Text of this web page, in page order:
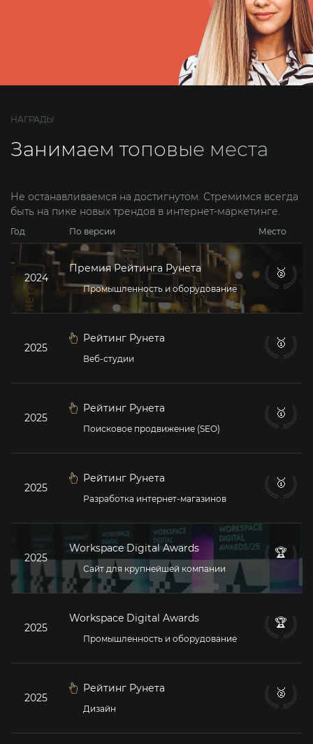
НАГРАДЫ
Занимаем топовые места
Не останавливаемся на достигнутом. Стремимся всегда
быть на пике новых трендов в интернет-маркетинге.
Год По версии Место
2024
Премия Рейтинга Рунета
Промышленность и оборудование
🥈
2025
Рейтинг Рунета
Веб-студии
🥇
2025
Рейтинг Рунета
Поисковое продвижение (SEO)
🥇
2025
Рейтинг Рунета
Разработка интернет-магазинов
🥇
2025
Workspace Digital Awards
Сайт для крупнейшей компании
🏆
2025
Workspace Digital Awards
Промышленность и оборудование
🏆
2025
Рейтинг Рунета
Дизайн
🥈